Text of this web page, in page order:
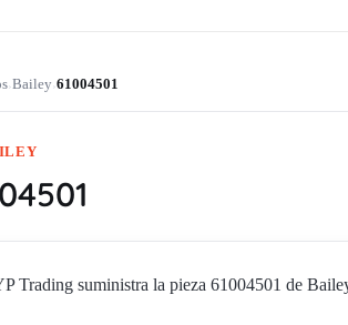
›Bailey›61004501
Trading suministra la pieza 61004501 de